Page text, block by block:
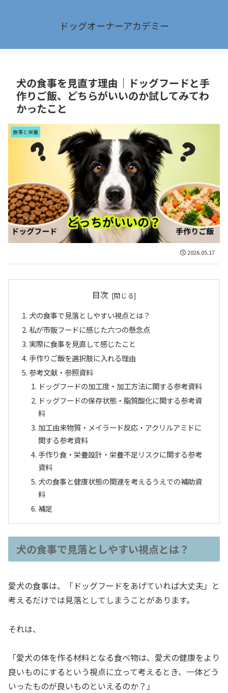
ドッグオーナーアカデミー
犬の食事を見直す理由｜ドッグフードと手
作りご飯、どちらがいいのか試してみてわ
かったこと
食事と栄養
2026.05.17
目次
犬の食事で見落としやすい視点とは？
私が市販フードに感じた六つの懸念点
実際に食事を見直して感じたこと
手作りご飯を選択肢に入れる理由
参考文献・参照資料
ドッグフードの加工度・加工方法に関する参考資料
ドッグフードの保存状態・脂質酸化に関する参考資
料
加工由来物質・メイラード反応・アクリルアミドに
関する参考資料
手作り食・栄養設計・栄養不足リスクに関する参考
資料
犬の食事と健康状態の関連を考えるうえでの補助資
料
補足
犬の食事で見落としやすい視点とは？
愛犬の食事は、「ドッグフードをあげていれば大丈夫」と
考えるだけでは見落としてしまうことがあります。
それは、
「愛犬の体を作る材料となる食べ物は、愛犬の健康をより
良いものにするという視点に立って考えるとき、一体どう
いったものが良いものといえるのか？」